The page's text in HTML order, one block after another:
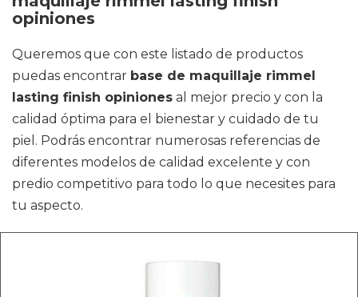
opiniones
Queremos que con este listado de productos
puedas encontrar base de maquillaje rimmel
lasting finish opiniones al mejor precio y con la
calidad óptima para el bienestar y cuidado de tu
piel. Podrás encontrar numerosas referencias de
diferentes modelos de calidad excelente y con
predio competitivo para todo lo que necesites para
tu aspecto.